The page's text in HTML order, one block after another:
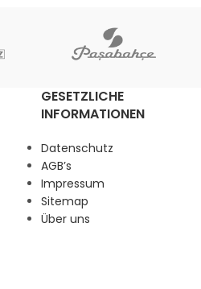
GESETZLICHE
INFORMATIONEN
Datenschutz
AGB’s
Impressum
Sitemap
Über uns